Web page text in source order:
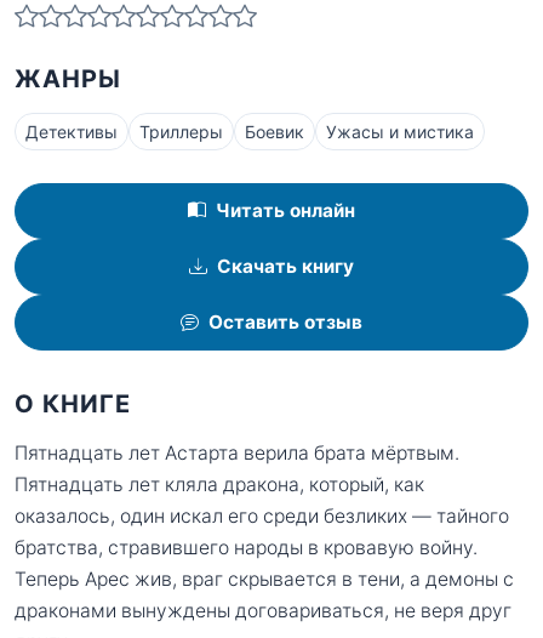
ЖАНРЫ
Детективы Триллеры Боевик Ужасы и мистика
Читать онлайн
Скачать книгу
Оставить отзыв
О КНИГЕ
Пятнадцать лет Астарта верила брата мёртвым.
Пятнадцать лет кляла дракона, который, как
оказалось, один искал его среди безликих — тайного
братства, стравившего народы в кровавую войну.
Теперь Арес жив, враг скрывается в тени, а демоны с
драконами вынуждены договариваться, не веря друг